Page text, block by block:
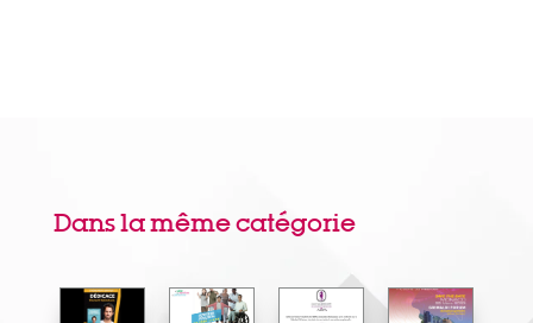
Dans la même catégorie